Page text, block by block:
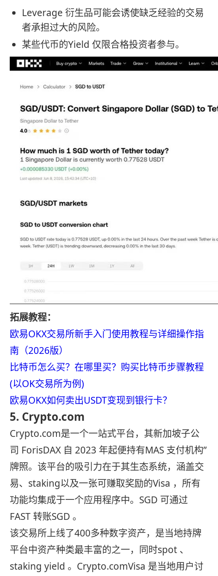
Leverage 衍生品可能会诱使缺乏经验的交易
者承担过大的风险。
某些代币的Yield 仅限合格投资者参与。
拓展教程：
欧易OKX交易所新手入门使用教程与详细操作指
南（2026版）
比特币怎么买？在哪里买？购买比特币步骤教程
(以OK交易所为例)
欧易OKX如何卖出USDT变现到银行卡？
5. Crypto.com
Crypto.com是一个一站式平台，其新加坡子公
司 ForisDAX 自 2023 年起便持有MAS 支付机构”
牌照。该平台的吸引力在于其生态系统，涵盖交
易、staking以及一张可赚取奖励的Visa ，所有
功能均集成于一个应用程序中。SGD 可通过
FAST 转账SGD 。
该交易所上线了400多种数字资产，是当地持牌
平台中资产种类最丰富的之一，同时spot 、
staking yield 。Crypto.comVisa 是当地用户讨